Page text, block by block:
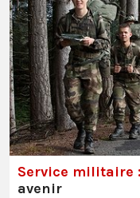
Service militaire :
avenir